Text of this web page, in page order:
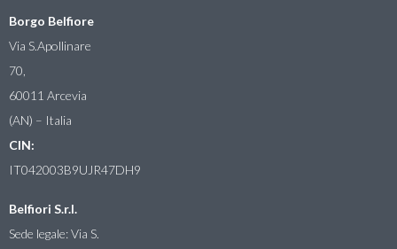
Borgo Belfiore
Via S.Apollinare
70,
60011 Arcevia
(AN) – Italia
CIN:
IT042003B9UJR47DH9
Belfiori S.r.l.
Sede legale: Via S.